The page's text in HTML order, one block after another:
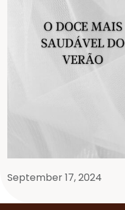
September 17, 2024